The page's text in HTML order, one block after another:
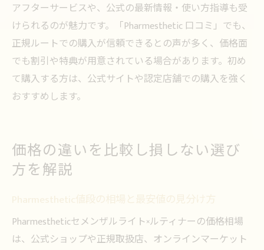
アフターサービスや、公式の最新情報・使い方指導も受
けられるのが魅力です。「Pharmesthetic 口コミ」でも、
正規ルートでの購入が信頼できるとの声が多く、価格面
でも割引や特典が用意されている場合があります。初め
て購入する方は、公式サイトや認定店舗での購入を強く
おすすめします。
価格の違いを比較し損しない選び
方を解説
Pharmesthetic値段の相場と最安値の見分け方
Pharmestheticセメンザルライト×ルティナーの価格相場
は、公式ショップや正規取扱店、オンラインマーケット